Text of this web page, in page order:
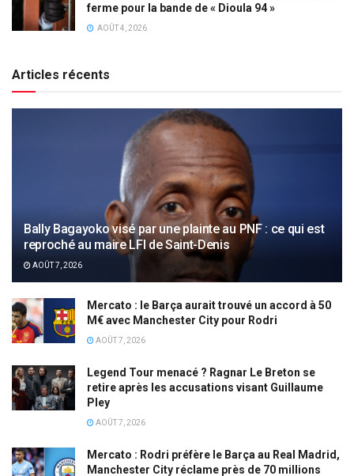
ferme pour la bande de « Dioula 94 »
AOÛT 4, 2026
Articles récents
Bally Bagayoko visé par une plainte au PNF : ce qui est
reproché au maire LFI de Saint-Denis
AOÛT 7, 2026
Mercato : le Barça aurait trouvé un accord à 50
M€ avec Manchester City pour Rodri
AOÛT 7, 2026
Legend Tour menacé ? Ragnar Le Breton se
retire après les accusations visant Guillaume
Pley
AOÛT 7, 2026
Mercato : Rodri préfère le Barça au Real Madrid,
Manchester City réclame près de 70 millions